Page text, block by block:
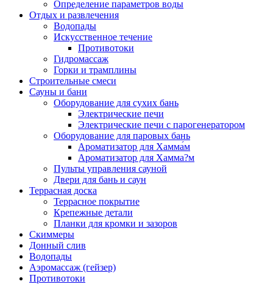
Определение параметров воды
Отдых и развлечения
Водопады
Искусственное течение
Противотоки
Гидромассаж
Горки и трамплины
Строительные смеси
Сауны и бани
Оборудование для сухих бань
Электрические печи
Электрические печи с парогенератором
Оборудование для паровых бань
Ароматизатор для Хамма́м
Ароматизатор для Хамма?м
Пульты управления сауной
Двери для бань и саун
Террасная доска
Террасное покрытие
Крепежные детали
Планки для кромки и зазоров
Скиммеры
Донный слив
Водопады
Аэромассаж (гейзер)
Противотоки